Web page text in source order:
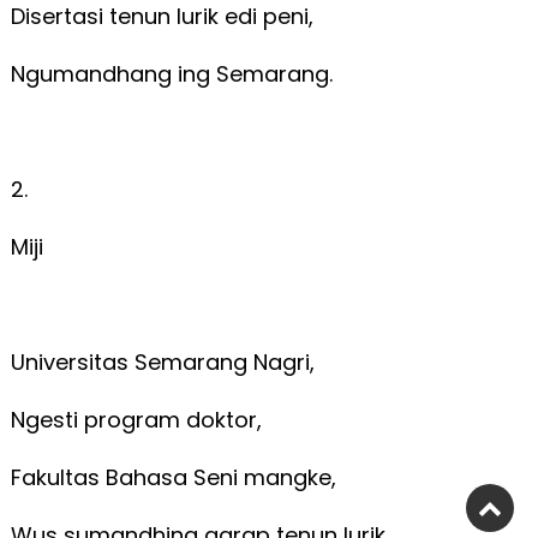
Disertasi tenun lurik edi peni,
Ngumandhang ing Semarang.
2.
Miji
Universitas Semarang Nagri,
Ngesti program doktor,
Fakultas Bahasa Seni mangke,